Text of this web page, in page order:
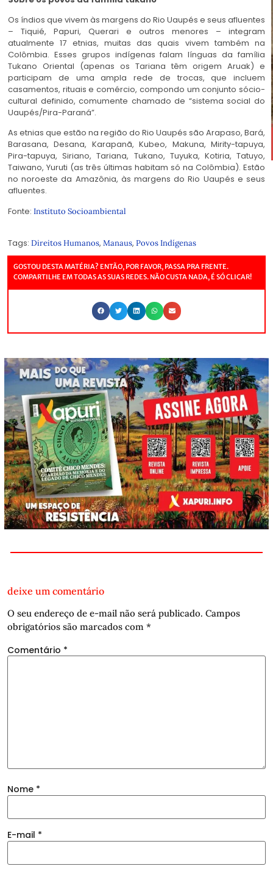
Os índios que vivem às margens do Rio Uaupés e seus afluentes
– Tiquié, Papuri, Querari e outros menores – integram
atualmente 17 etnias, muitas das quais vivem também na
Colômbia. Esses grupos indígenas falam línguas da família
Tukano Oriental (apenas os Tariana têm origem Aruak) e
participam de uma ampla rede de trocas, que incluem
casamentos, rituais e comércio, compondo um conjunto sócio-
cultural definido, comumente chamado de “sistema social do
Uaupés/Pira-Paraná”.
As etnias que estão na região do Rio Uaupés são Arapaso, Bará,
Barasana, Desana, Karapanã, Kubeo, Makuna, Mirity-tapuya,
Pira-tapuya, Siriano, Tariana, Tukano, Tuyuka, Kotiria, Tatuyo,
Taiwano, Yuruti (as três últimas habitam só na Colômbia). Estão
no noroeste da Amazônia, às margens do Rio Uaupés e seus
afluentes.
Fonte: Instituto Socioambiental
Tags: Direitos Humanos, Manaus, Povos Indígenas
GOSTOU DESTA MATÉRIA? ENTÃO, POR FAVOR, PASSA PRA FRENTE.
COMPARTILHE EM TODAS AS SUAS REDES. NÃO CUSTA NADA, É SÓ CLICAR!
deixe um comentário
O seu endereço de e-mail não será publicado. Campos
obrigatórios são marcados com *
Comentário *
Nome *
E-mail *